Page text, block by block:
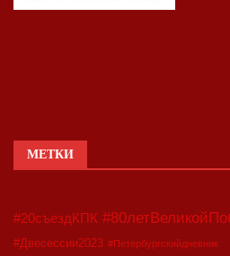
МЕТКИ
#20съездКПК
#Двесессии2023 #Петербургскийдневник